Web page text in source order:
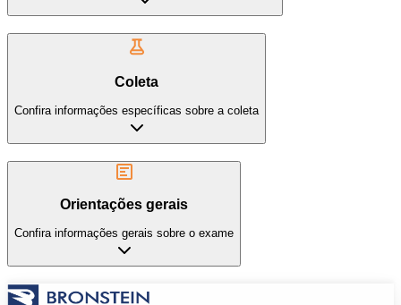
Coleta
Confira informações específicas sobre a coleta
Orientações gerais
Confira informações gerais sobre o exame